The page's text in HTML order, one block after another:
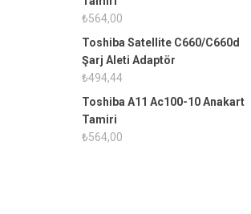
₺564,00
Toshiba Satellite C660/C660d
Şarj Aleti Adaptör
₺494,44
Toshiba A11 Ac100-10 Anakart
Tamiri
₺564,00